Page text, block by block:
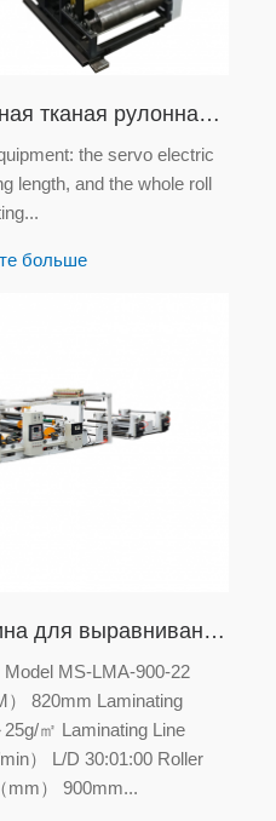
Новая интеллектуальная тканая рулонная флексографская печатная машина с центральным барабаном, 8-цветная флексографская печатная машина
the servo electric
length, and the whole roll
больше
Автоматическая машина для выравнивания и ламинирования, формовочная машина, машина для резки пленки
MS-LMA-900-22
） 820mm Laminating
㎡ Laminating Line
） L/D 30:01:00 Roller
mm） 900mm...